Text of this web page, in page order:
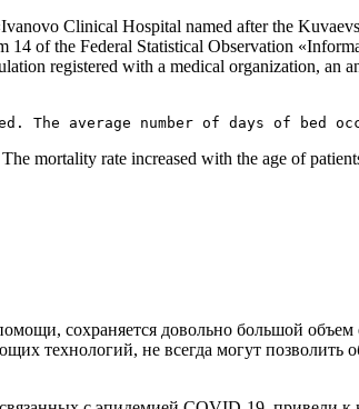
Clinical Hospital named after the
of the Federal Statistical Observation
registered with a medical organization, an
The average number of days of
mortality rate increased with the age of
сохраняется довольно большой
технологий, не всегда могут позволить